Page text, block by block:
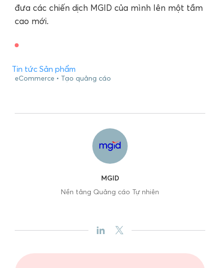
đưa các chiến dịch MGID của mình lên một tầm
cao mới.
Tin tức Sản phẩm
eCommerce Tạo quảng cáo
MGID
Nền tảng Quảng cáo Tự nhiên